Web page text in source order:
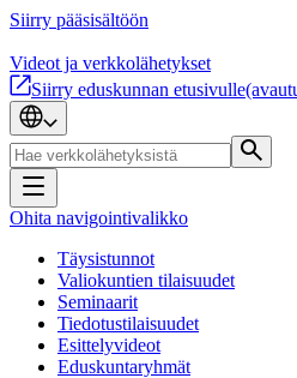
Siirry pääsisältöön
Videot ja verkkolähetykset
Siirry eduskunnan etusivulle
Ohita navigointivalikko
Täysistunnot
Valiokuntien tilaisuudet
Seminaarit
Tiedotustilaisuudet
Esittelyvideot
Eduskuntaryhmät